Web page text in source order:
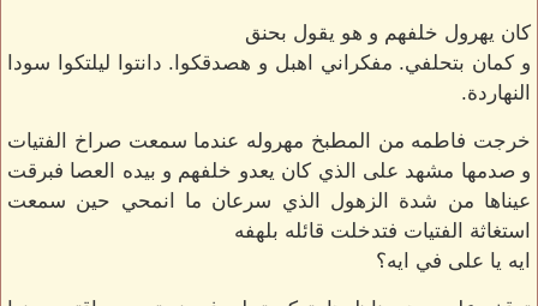
كان يهرول خلفهم و هو يقول بحنق
و كمان بتحلفي. مفكراني اهبل و هصدقكوا. دانتوا ليلتكوا سودا
النهاردة.
خرجت فاطمه من المطبخ مهروله عندما سمعت صراخ الفتيات
و صدمها مشهد على الذي كان يعدو خلفهم و بيده العصا فبرقت
عيناها من شدة الزهول الذي سرعان ما انمحي حين سمعت
استغاثة الفتيات فتدخلت قائله بلهفه
ايه يا على في ايه؟